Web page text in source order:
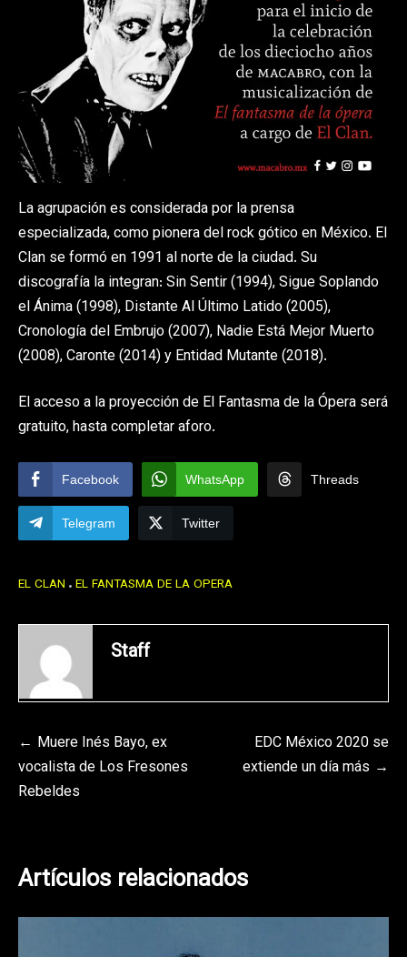
La agrupación es considerada por la prensa
especializada, como pionera del rock gótico en México. El
Clan se formó en 1991 al norte de la ciudad. Su
discografía la integran: Sin Sentir (1994), Sigue Soplando
el Ánima (1998), Distante Al Último Latido (2005),
Cronología del Embrujo (2007), Nadie Está Mejor Muerto
(2008), Caronte (2014) y Entidad Mutante (2018).
El acceso a la proyección de El Fantasma de la Ópera será
gratuito, hasta completar aforo.
Facebook WhatsApp Threads
Telegram Twitter
EL CLAN EL FANTASMA DE LA OPERA
Staff
Navegación
de
Muere Inés Bayo, ex
vocalista de Los Fresones
Rebeldes
EDC México 2020 se
extiende un día más
Artículos relacionados